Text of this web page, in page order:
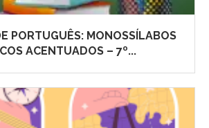
PORTUGUÊS: MONOSSÍLABOS
ACENTUADOS – 7º...